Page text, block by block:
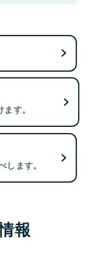
す。
ます。
報